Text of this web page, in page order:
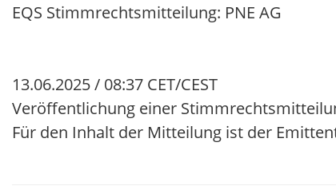
EQS Stimmrechtsmitteilung: PNE AG
13.06.2025 / 08:37 CET/CEST
Veröffentlichung einer
Für den Inhalt der Mitteilung ist der